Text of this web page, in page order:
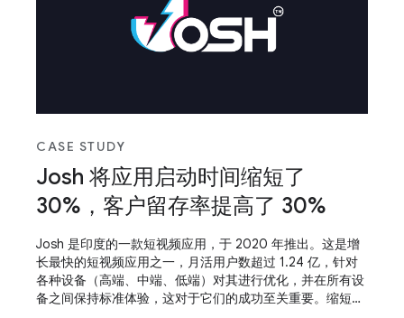
CASE STUDY
Josh 将应用启动时间缩短了
30%，客户留存率提高了 30%
Josh 是印度的一款短视频应用，于 2020 年推出。这是增
长最快的短视频应用之一，月活用户数超过 1.24 亿，针对
各种设备（高端、中端、低端）对其进行优化，并在所有设
备之间保持标准体验，这对于它们的成功至关重要。缩短应